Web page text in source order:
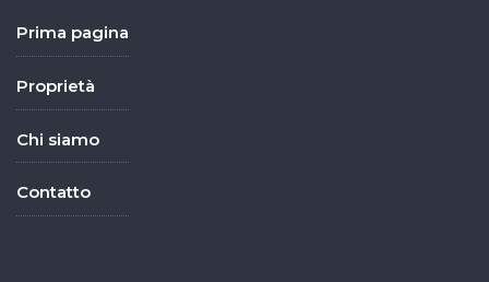
Prima pagina
Proprietà
Chi siamo
Contatto